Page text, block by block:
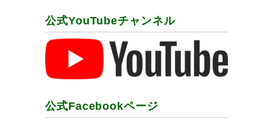
公式YouTubeチャンネル
公式Facebookページ